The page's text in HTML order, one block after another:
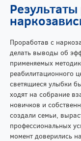
Проработав с
делать выводы об
применяемых
реабилитационного
светящиеся улыбки
ходят на собрание
новичков и
создали семьи,
профессиональных
момент доверились